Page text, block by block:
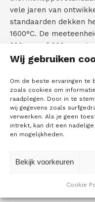
Wij gebruiken
Om de beste ervaringen te
zoals cookies om
raadplegen. Door in te
wij gegevens zoals
verwerken. Als je geen
intrekt, kan dit een
en mogelijkheden.
Bekijk voorkeuren
Cookie
o
n
a
c
vele jaren van
standaarden dekken
1600°C. De
300 mm of 600 mm
Herkristalliseerde
thermokoppel. De
is verwijderbaar,
kalibratielaboratoria
thermokoppels
De overdekte
referentiemantel. Dit
referentie in een 0°C-